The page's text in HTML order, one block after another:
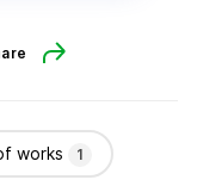
works 1